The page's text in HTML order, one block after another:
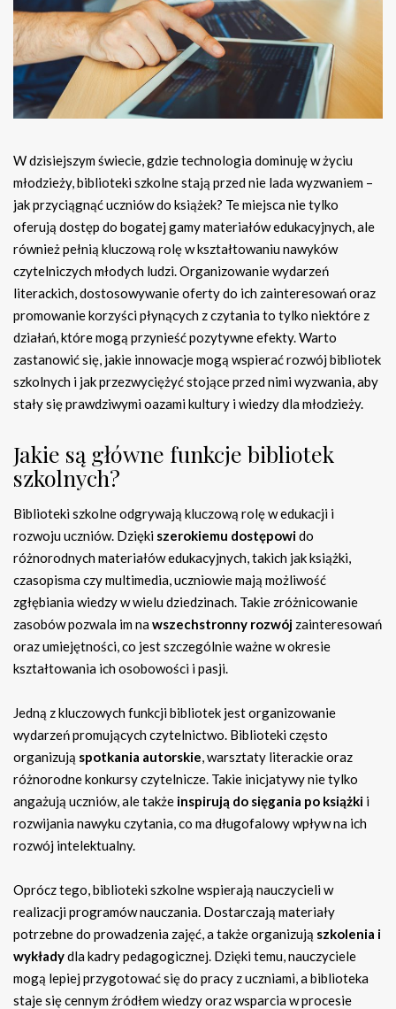
W dzisiejszym świecie, gdzie technologia dominuję w życiu
młodzieży, biblioteki szkolne stają przed nie lada wyzwaniem –
jak przyciągnąć uczniów do książek? Te miejsca nie tylko
oferują dostęp do bogatej gamy materiałów edukacyjnych, ale
również pełnią kluczową rolę w kształtowaniu nawyków
czytelniczych młodych ludzi. Organizowanie wydarzeń
literackich, dostosowywanie oferty do ich zainteresowań oraz
promowanie korzyści płynących z czytania to tylko niektóre z
działań, które mogą przynieść pozytywne efekty. Warto
zastanowić się, jakie innowacje mogą wspierać rozwój bibliotek
szkolnych i jak przezwyciężyć stojące przed nimi wyzwania, aby
stały się prawdziwymi oazami kultury i wiedzy dla młodzieży.
Jakie są główne funkcje bibliotek
szkolnych?
Biblioteki szkolne odgrywają kluczową rolę w edukacji i
rozwoju uczniów. Dzięki szerokiemu dostępowido
różnorodnych materiałów edukacyjnych, takich jak książki,
czasopisma czy multimedia, uczniowie mają możliwość
zgłębiania wiedzy w wielu dziedzinach. Takie zróżnicowanie
zasobów pozwala im nawszechstronny rozwój zainteresowań
oraz umiejętności, co jest szczególnie ważne w okresie
kształtowania ich osobowości i pasji.
Jedną z kluczowych funkcji bibliotek jest organizowanie
wydarzeń promujących czytelnictwo. Biblioteki często
organizują spotkania autorskie, warsztaty literackie oraz
różnorodne konkursy czytelnicze. Takie inicjatywy nie tylko
angażują uczniów, ale także inspirują do sięgania po książki i
rozwijania nawyku czytania, co ma długofalowy wpływ na ich
rozwój intelektualny.
Oprócz tego, biblioteki szkolne wspierają nauczycieli w
realizacji programów nauczania. Dostarczają materiały
potrzebne do prowadzenia zajęć, a także organizują szkolenia i
wykładydla kadry pedagogicznej. Dzięki temu, nauczyciele
mogą lepiej przygotować się do pracy z uczniami, a biblioteka
staje się cennym źródłem wiedzy oraz wsparcia w procesie